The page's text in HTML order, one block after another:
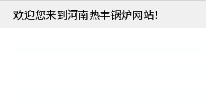
欢迎您来到河南热丰锅炉网站！